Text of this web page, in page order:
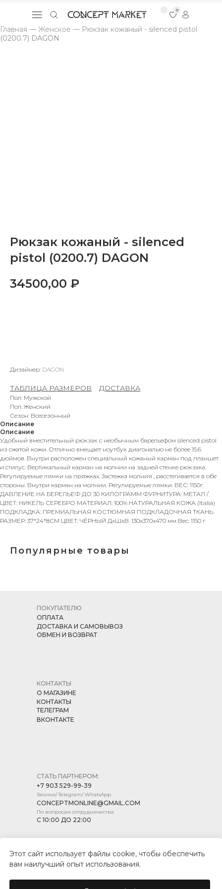
0
Главная — Женское — Рюкзак кожаный - silenced pistol
(0200.7) DAGON
Рюкзак кожаный - silenced
pistol (0200.7) DAGON
34500,00 ₽
Дизайнер: DAGON
ТАБЛИЦА РАЗМЕРОВ ДОСТАВКА
Пол: Мужской
Пол: Женский
Сезон: Всесезонный
Описание
Описание
Удобный вместительный рюкзак с необычным барельефом silenced pistol
из сжатой кожи. Отлично вмещает ноутбук диагональю не более 15.6
дюймов. Внутри расположен специальный кожаный карман под планшет
и стилус. Вертикальный карман на молнии на задней стенке рюкзака.
Регулируемые лямки на пряжках. Застежка молния , расстегивается в обе
стороны. Внутри карман на молнии. Регулируемые лямки. ВЕС: 1150г.
ДАВЛЕНИЕ НА БЕРЕЛЬЕФ ДО 30 КИЛОГРАММ ФУРНИТУРА: МЕТАЛ /
ЦВЕТ: НИКЕЛЬ СЕРЕБРО МАТЕРИАЛ: 100% НАТУРАЛЬНАЯ КОЖА (Italia)
ПОДКЛАДКА: ПРЕМИАЛЬНАЯ КОСТЮМНАЯ ПОДКЛАДОЧНАЯ ТКАНЬ.
РАЗМЕР: 37*24*8СМ ЦВЕТ: ЧЁРНЫЙ ДxШxВ: 130x370x470 мм Вес: 1150 г
Популярные товары
СТАТЬ ПАРТНЕРОМ:
+7 903 529-99-39
Звонки/ Telegram/ WhatsApp
CONCEPTMONLINE@GMAIL.COM
По вопросам сотрудничества
С 10:00 ДО 22:00
КОНТАКТЫ
О МАГАЗИНЕ
КОНТАКТЫ
ТЕЛЕГРАМ
ВКОНТАКТЕ
ПОКУПАТЕЛЮ
ОПЛАТА
ДОСТАВКА И САМОВЫВОЗ
ОБМЕН И ВОЗВРАТ
Этот сайт использует файлы cookie, чтобы обеспечить
вам наилучший опыт использования.